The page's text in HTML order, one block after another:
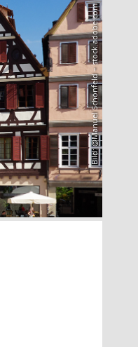
Bild: @Manuel Schönfeld – stock.adobe.com